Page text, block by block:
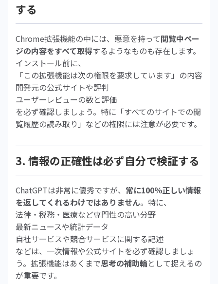
する
Chrome拡張機能の中には、悪意を持って閲覧中ペー
ジの内容をすべて取得するようなものも存在します。
インストール前に、
「この拡張機能は次の権限を要求しています」の内容
開発元の公式サイトや評判
ユーザーレビューの数と評価
を必ず確認しましょう。特に「すべてのサイトでの閲
覧履歴の読み取り」などの権限には注意が必要です。
3. 情報の正確性は必ず自分で検証する
ChatGPTは非常に優秀ですが、 常に100％正しい情報
を返してくれるわけではありません。特に、
法律・税務・医療など専門性の高い分野
最新ニュースや統計データ
自社サービスや競合サービスに関する記述
などは、一次情報や公式サイトを必ず確認しましょ
う。拡張機能はあくまで思考の補助輪として捉えるの
が重要です。